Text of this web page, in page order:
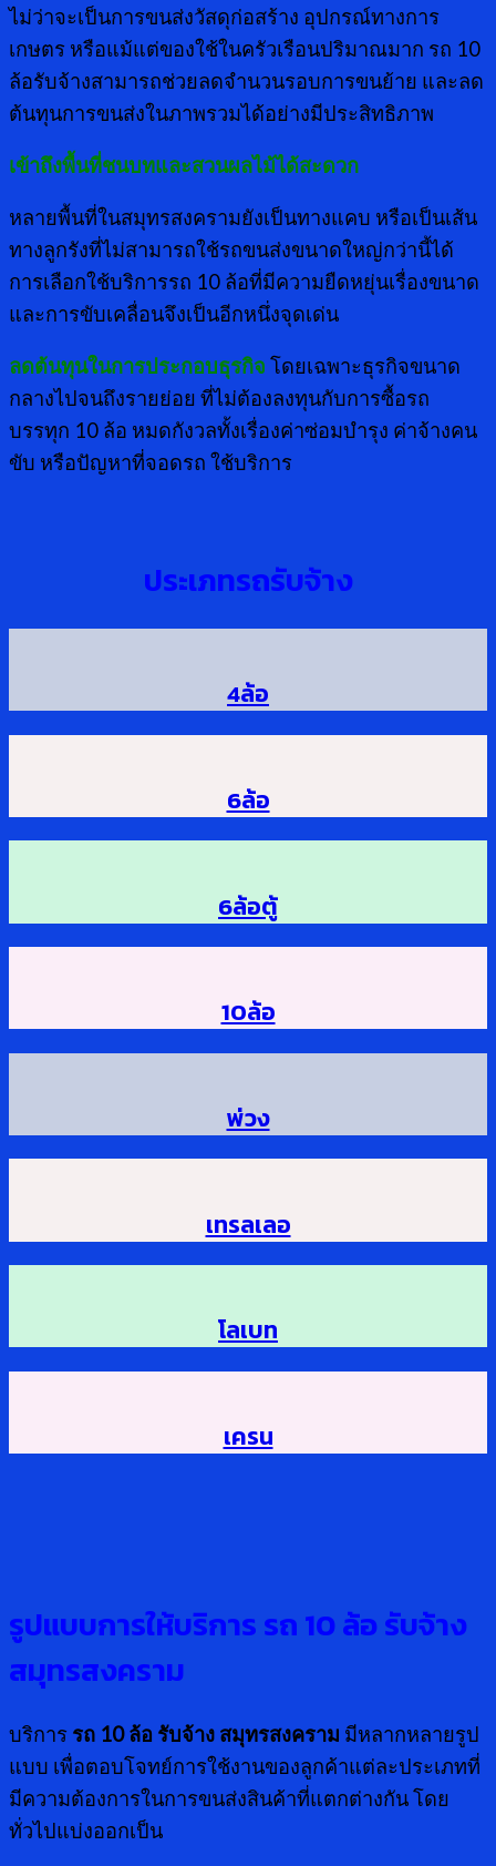
ไม่ว่าจะเป็นการขนส่งวัสดุก่อสร้าง อุปกรณ์ทางการ
เกษตร หรือแม้แต่ของใช้ในครัวเรือนปริมาณมาก รถ 10
ล้อรับจ้างสามารถช่วยลดจำนวนรอบการขนย้าย และลด
ต้นทุนการขนส่งในภาพรวมได้อย่างมีประสิทธิภาพ
เข้าถึงพื้นที่ชนบทและสวนผลไม้ได้สะดวก
หลายพื้นที่ในสมุทรสงครามยังเป็นทางแคบ หรือเป็นเส้น
ทางลูกรังที่ไม่สามารถใช้รถขนส่งขนาดใหญ่กว่านี้ได้
การเลือกใช้บริการรถ 10 ล้อที่มีความยืดหยุ่นเรื่องขนาด
และการขับเคลื่อนจึงเป็นอีกหนึ่งจุดเด่น
ลดต้นทุนในการประกอบธุรกิจ โดยเฉพาะธุรกิจขนาด
กลางไปจนถึงรายย่อย ที่ไม่ต้องลงทุนกับการซื้อรถ
บรรทุก 10 ล้อ หมดกังวลทั้งเรื่องค่าซ่อมบำรุง ค่าจ้างคน
ขับ หรือปัญหาที่จอดรถ ใช้บริการ
ประเภทรถรับจ้าง
4ล้อ
6ล้อ
6ล้อตู้
10ล้อ
พ่วง
เทรลเลอ
โลเบท
เครน
รูปแบบการให้บริการ รถ10 ล้อ รับจ้าง
สมุทรสงคราม
บริการ รถ 10 ล้อ รับจ้าง สมุทรสงคราม มีหลากหลายรูป
แบบ เพื่อตอบโจทย์การใช้งานของลูกค้าแต่ละประเภทที่
มีความต้องการในการขนส่งสินค้าที่แตกต่างกัน โดย
ทั่วไปแบ่งออกเป็น